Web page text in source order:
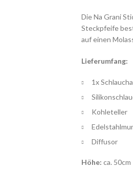
Die Na Grani
Steckpfeife
auf einen
Lieferumfang:
1x
Kohleteller
Diffusor
Höhe: ca. 50cm